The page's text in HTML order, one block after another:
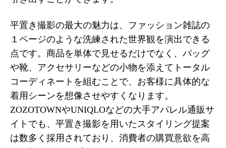
平置き撮影の最大の魅力は、ファッション雑誌の
１ページのような洗練された世界観を演出できる
点です。商品を単体で見せるだけでなく、バッグ
や靴、アクセサリーなどの小物を添えてトータル
コーディネートを組むことで、お客様に具体的な
着用シーンを想像させやすくなります。
ZOZOTOWNやUNIQLOなどの大手アパレル通販サ
イトでも、平置き撮影を用いたスタイリング提案
は数多く採用されており、消費者の購買意欲を高